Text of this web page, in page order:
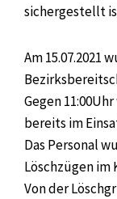
sichergestellt
Am 15.07.2021
Gegen
bereits im
Das Personal
Löschzügen im
Von der